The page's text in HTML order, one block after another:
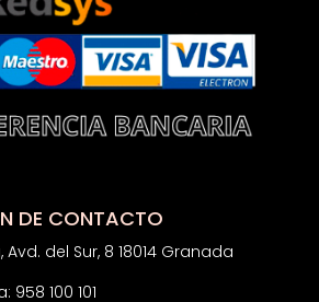
DE CONTACTO
del Sur, 8 18014 Granada
100 101